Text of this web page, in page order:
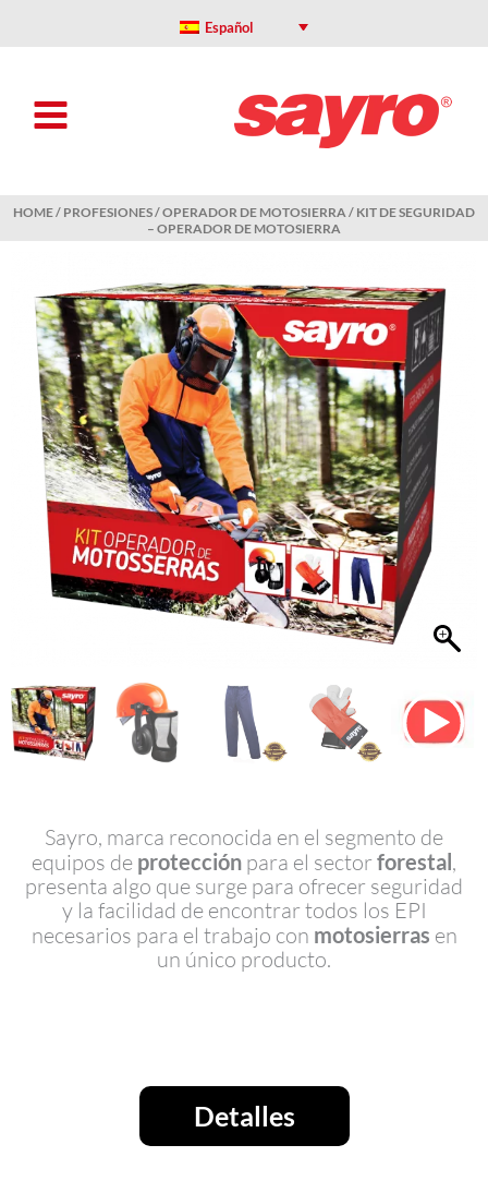
Español
HOME/ PROFESIONES/OPERADOR DE MOTOSIERRA / KIT DE SEGURIDAD
– OPERADOR DE MOTOSIERRA
Sayro, marca reconocida en el segmento de
equipos de protección para el sectorforestal,
presenta algo que surge para ofrecer seguridad
y la facilidad de encontrar todos los EPI
necesarios para el trabajo con motosierras en
un único producto.
Detalles